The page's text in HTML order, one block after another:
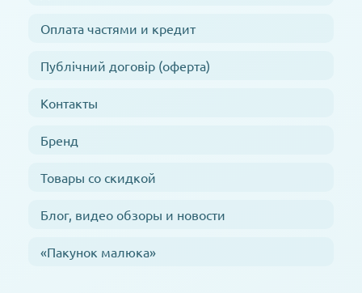
Оплата частями и кредит
Публічний договір (оферта)
Контакты
Бренд
Товары со скидкой
Блог, видео обзоры и новости
«Пакунок малюка»